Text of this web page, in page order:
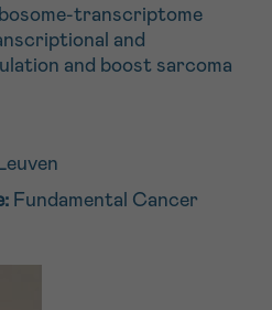
transcriptome
and
and boost sarcoma
Fundamental Cancer